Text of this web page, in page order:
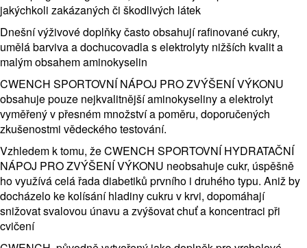
jakýchkoli zakázaných či škodlivých látek
Dnešní výživové doplňky často obsahují rafinované cukry,
umělá barviva a dochucovadla s elektrolyty nižších kvalit a
malým obsahem aminokyselin
CWENCH SPORTOVNÍ NÁPOJ PRO ZVÝŠENÍ VÝKONU
obsahuje pouze nejkvalitnější aminokyseliny a elektrolyt
vyměřený v přesném množství a poměru, doporučených
zkušenostmi vědeckého testování.
Vzhledem k tomu, že CWENCH SPORTOVNÍ HYDRATAČNÍ
NÁPOJ PRO ZVÝŠENÍ VÝKONU neobsahuje cukr, úspěšně
ho využívá celá řada diabetiků prvního i druhého typu. Aniž by
docházelo ke kolísání hladiny cukru v krvi, dopomáhají
snižovat svalovou únavu a zvýšovat chuť a koncentraci při
cvičení